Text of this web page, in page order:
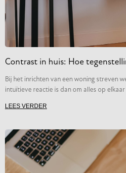
Contrast in huis: Hoe
Bij het inrichten van een woning streven
intuïtieve reactie is dan om alles op
LEES VERDER